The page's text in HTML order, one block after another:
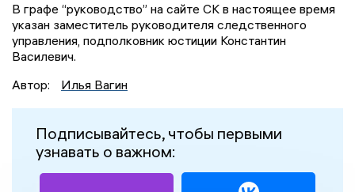
В графе “руководство” на сайте СК в настоящее время
указан заместитель руководителя следственного
управления, подполковник юстиции Константин
Василевич.
Автор:
Илья Вагин
Подписывайтесь, чтобы первыми
узнавать о важном: